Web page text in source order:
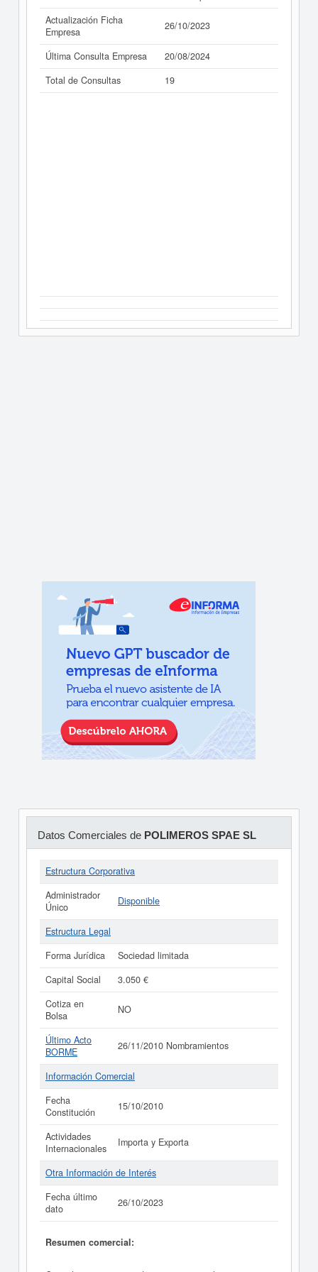
Actualización Ficha
Empresa
26/10/2023
Última Consulta Empresa
20/08/2024
Total de Consultas
19
Datos Comerciales de POLIMEROS SPAE SL
Estructura Corporativa
Administrador
Único
Disponible
Estructura Legal
Forma Jurídica
Sociedad limitada
Capital Social
3.050 €
Cotiza en
Bolsa
NO
Último Acto
BORME
26/11/2010 Nombramientos
Información Comercial
Fecha
Constitución
15/10/2010
Actividades
Internacionales
Importa y Exporta
Otra Información de Interés
Fecha último
dato
26/10/2023
Resumen comercial: